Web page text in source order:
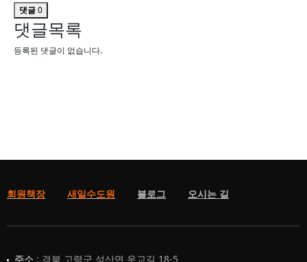
댓글0
댓글목록
등록된 댓글이 없습니다.
회원책장 새일수도원 블로그 오시는 길
주소 : 경북 고령군 성산면 운교길 18-5